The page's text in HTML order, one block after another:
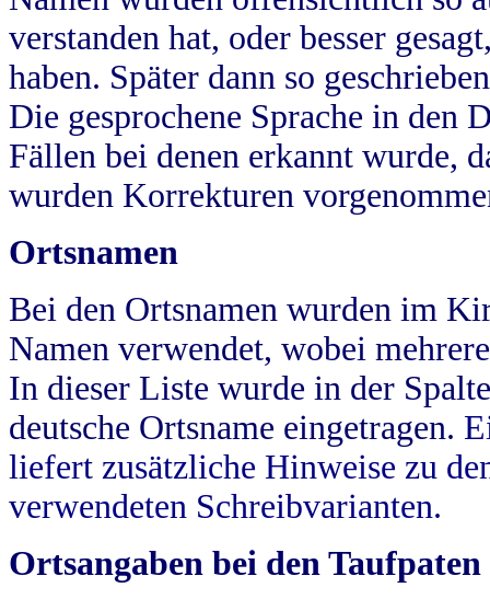
verstanden hat, oder besser
haben. Später dann so
Die gesprochene Sprache in
Fällen bei denen erkannt wurde,
wurden Korrekturen
Ortsnamen
Bei den Ortsnamen wurden im
Namen verwendet, wobei
In dieser Liste wurde in der
deutsche Ortsname eingetragen.
liefert zusätzliche Hinweise zu
verwendeten Schreibvarianten.
Ortsangaben bei den Taufpaten